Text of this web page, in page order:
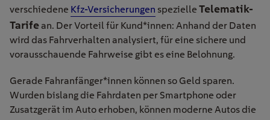
verschiedene Kfz-Versicherungen spezielle Telematik-
Tarife an. Der Vorteil für Kund*innen: Anhand der Daten
wird das Fahrverhalten analysiert, für eine sichere und
vorausschauende Fahrweise gibt es eine Belohnung.
Gerade Fahranfänger*innen können so Geld sparen.
Wurden bislang die Fahrdaten per Smartphone oder
Zusatzgerät im Auto erhoben, können moderne Autos die